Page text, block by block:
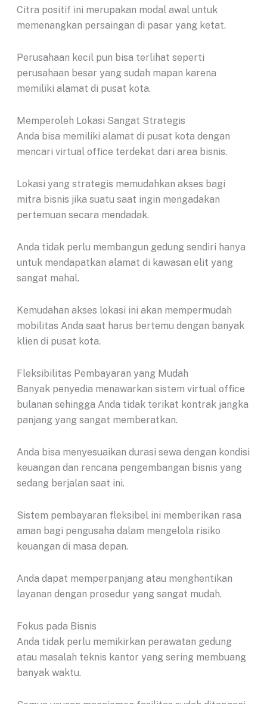
Citra positif ini merupakan modal awal untuk
memenangkan persaingan di pasar yang ketat.
Perusahaan kecil pun bisa terlihat seperti
perusahaan besar yang sudah mapan karena
memiliki alamat di pusat kota.
Memperoleh Lokasi Sangat Strategis
Anda bisa memiliki alamat di pusat kota dengan
mencari virtual office terdekat dari area bisnis.
Lokasi yang strategis memudahkan akses bagi
mitra bisnis jika suatu saat ingin mengadakan
pertemuan secara mendadak.
Anda tidak perlu membangun gedung sendiri hanya
untuk mendapatkan alamat di kawasan elit yang
sangat mahal.
Kemudahan akses lokasi ini akan mempermudah
mobilitas Anda saat harus bertemu dengan banyak
klien di pusat kota.
Fleksibilitas Pembayaran yang Mudah
Banyak penyedia menawarkan sistem virtual office
bulanan sehingga Anda tidak terikat kontrak jangka
panjang yang sangat memberatkan.
Anda bisa menyesuaikan durasi sewa dengan kondisi
keuangan dan rencana pengembangan bisnis yang
sedang berjalan saat ini.
Sistem pembayaran fleksibel ini memberikan rasa
aman bagi pengusaha dalam mengelola risiko
keuangan di masa depan.
Anda dapat memperpanjang atau menghentikan
layanan dengan prosedur yang sangat mudah.
Fokus pada Bisnis
Anda tidak perlu memikirkan perawatan gedung
atau masalah teknis kantor yang sering membuang
banyak waktu.